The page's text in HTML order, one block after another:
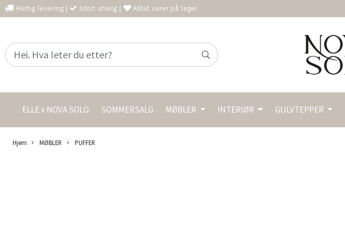
Hurtig levering | Stort utvalg | Alltid varer på lager
ELLE x NOVA SOLO SOMMERSALG MØBLER INTERIØR GULVTEPPER
Hjem MØBLER PUFFER